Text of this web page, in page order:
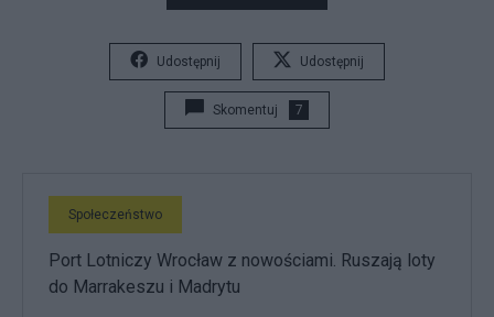
Udostępnij Udostępnij
Skomentuj 7
Społeczeństwo
Port Lotniczy Wrocław z nowościami. Ruszają loty
do Marrakeszu i Madrytu